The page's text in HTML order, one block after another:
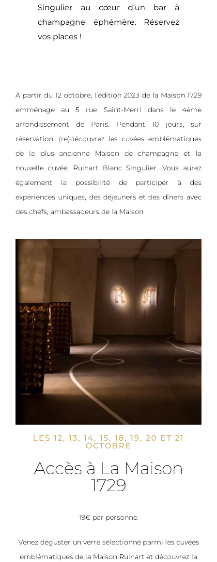
Singulier au cœur d’un bar à
champagne éphémère. Réservez
vos places !
À partir du 12 octobre, l’édition 2023 de la Maison 1729
emménage au 5 rue Saint-Merri dans le 4ème
arrondissement de Paris. Pendant 10 jours, sur
réservation, (re)découvrez les cuvées emblématiques
de la plus ancienne Maison de champagne et la
nouvelle cuvée, Ruinart Blanc Singulier. Vous aurez
également la possibilité de participer à des
expériences uniques, des déjeuners et des dîners avec
des chefs, ambassadeurs de la Maison.
LES 12, 13, 14, 15, 18, 19, 20 ET 21
OCTOBRE
Accès à La Maison
1729
19€ par personne.
Venez déguster un verre sélectionné parmi les cuvées
emblématiques de la Maison Ruinart et découvrez la